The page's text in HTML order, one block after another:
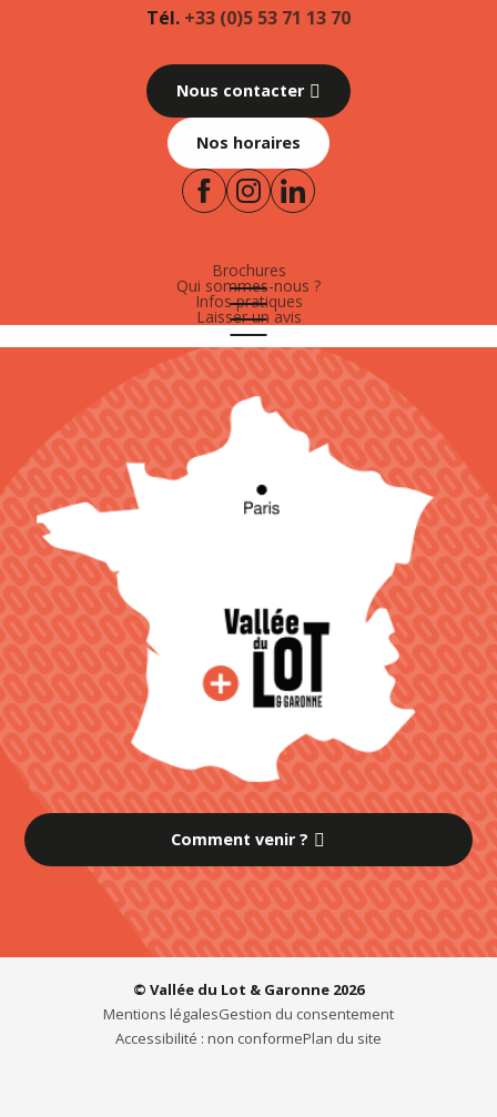
Tél. +33 (0)5 53 71 13 70
Nous contacter
Nos horaires
Brochures
Qui sommes-nous ?
Infos pratiques
Laisser un avis
Comment venir ?
© Vallée du Lot & Garonne 2026
Mentions légalesGestion du consentement
Accessibilité : non conformePlan du site